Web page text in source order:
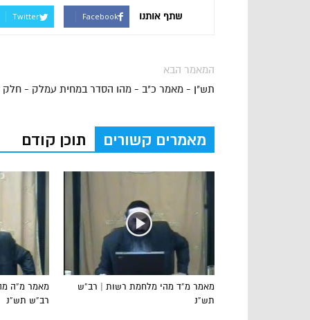
שתף אותנו Facebook
Twitter
המאמר הבא
תש"ן - מאמר כ"ב - מהו הסדר במחית עמלק - חלק 3
מאמרים קשורים תוכן קודם
מאמר מ”ה
רב”ש תש”נ
מאמר מ”ד מהי מלחמת רשות | רב”ש
תש”נ